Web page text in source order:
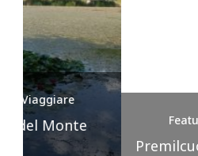
Featured Nord
Premilcuore e le sue